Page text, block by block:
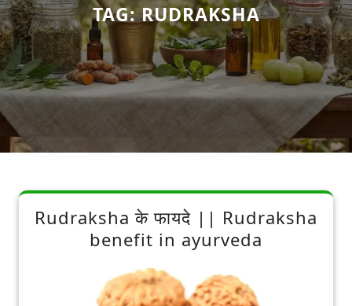
TAG:RUDRAKSHA
Rudraksha के फायदे || Rudraksha
benefit in ayurveda